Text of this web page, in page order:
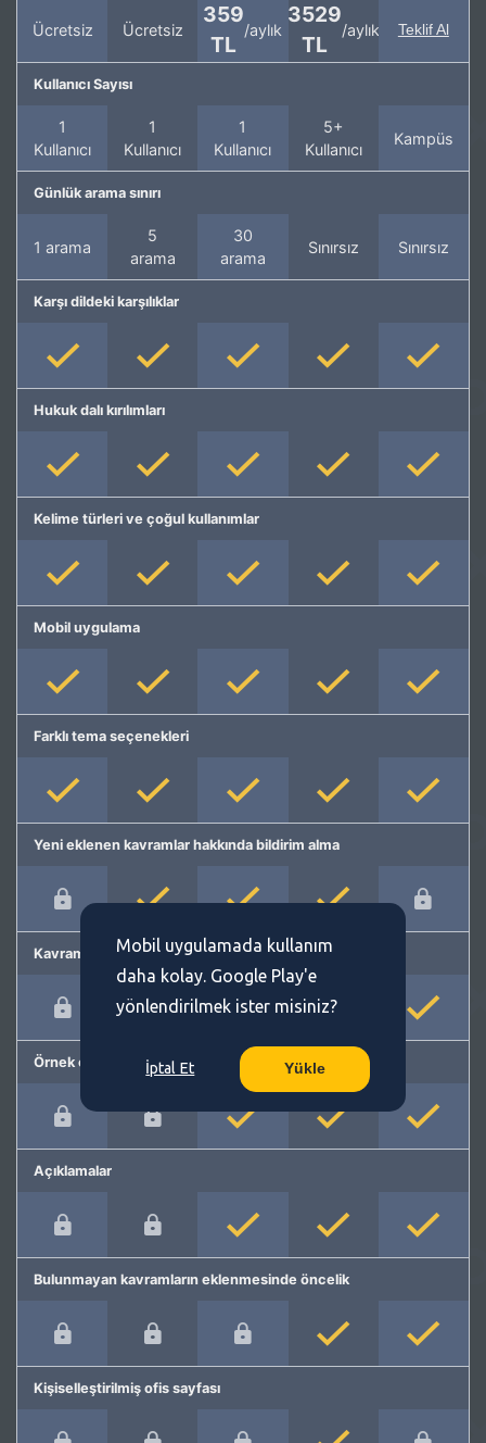
Ücretsiz Ücretsiz
359
TL
/aylık
3529
TL
/aylık Teklif Al
Kullanıcı Sayısı
1
Kullanıcı
1
Kullanıcı
1
Kullanıcı
5+
Kullanıcı
Kampüs
Günlük arama sınırı
1 arama
5
arama
30
arama
Sınırsız Sınırsız
Karşı dildeki karşılıklar
Hukuk dalı kırılımları
Kelime türleri ve çoğul kullanımlar
Mobil uygulama
Farklı tema seçenekleri
Yeni eklenen kavramlar hakkında bildirim alma
Kavram önerme
Örnek cümleler
Açıklamalar
Bulunmayan kavramların eklenmesinde öncelik
Kişiselleştirilmiş ofis sayfası
Mobil uygulamada kullanım
daha kolay. Google Play'e
yönlendirilmek ister misiniz?
İptal Et Yükle